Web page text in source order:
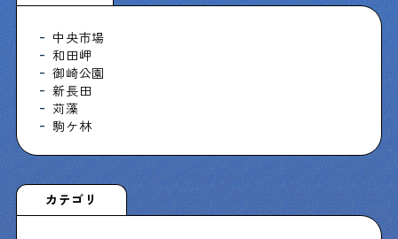
中央市場
和田岬
御崎公園
新長田
苅藻
駒ケ林
カテゴリ